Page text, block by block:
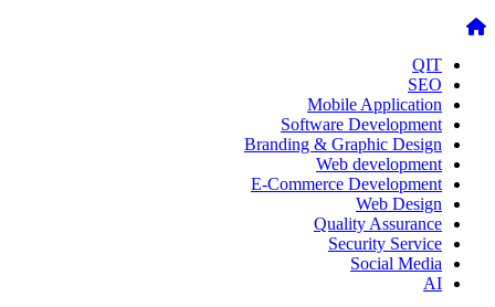
QIT
SEO
Mobile Application
Software Development
Branding & Graphic Design
Web development
E-Commerce Development
Web Design
Quality Assurance
Security Service
Social Media
AI